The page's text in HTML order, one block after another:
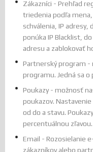
Zákazníci - Prehľad
triedenia podľa mena,
schválenia, IP
ponúka IP Blacklist,
adresu a zablokovať
Partnerský program
programu. Jedná sa
Poukazy - možnosť
poukazov.
od do a stavu.
percentuálnou zľavou.
Email - Rozosielanie
zákazníkov alebo